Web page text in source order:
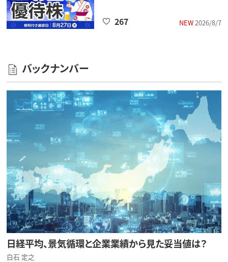
NEW2026/8/7
267
バックナンバー
日経平均、景気循環と企業業績から見た妥当値は？
白石 定之